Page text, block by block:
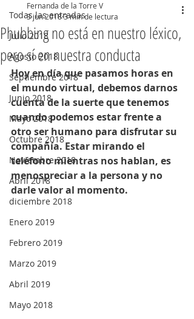
Todas las entradas
Julio 2018
Agosto 2018
Septiembre 2018
Junio 2018
Mayo 2018
Octubre 2018
Noviembre 2018
Abril 2018
diciembre 2018
Enero 2019
Febrero 2019
Marzo 2019
Abril 2019
Mayo 2018
Phubbing no está en nuestro léxico,
pero sí en nuestra conducta
Fernanda de la Torre V
3 jun 20183 min de lectura
Hoy en día que pasamos horas en
el mundo virtual, debemos darnos
cuenta de la suerte que tenemos
cuando podemos estar frente a
otro ser humano para disfrutar su
compañía. Estar mirando el
teléfono mientras nos hablan, es
menospreciar a la persona y no
darle valor al momento.